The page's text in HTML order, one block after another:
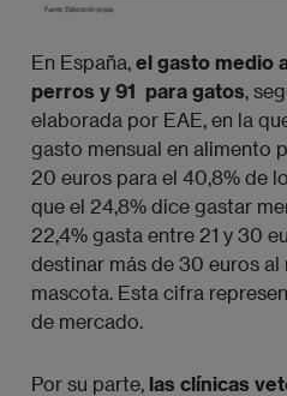
En España, el gasto medio
perros y 91  para gatos ,
elaborada por EAE, en la
gasto mensual en alimento
20 euros para el 40,8% de
que el 24,8% dice gastar
22,4% gasta entre 21 y 30
destinar más de 30 euros al
mascota. Esta cifra
de mercado.
Por su parte, las clínicas